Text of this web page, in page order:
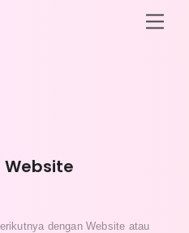
Menu
dengan Website atau